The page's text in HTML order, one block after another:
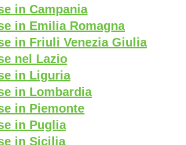
in Campania
in Emilia Romagna
in Friuli Venezia Giulia
nel Lazio
in Liguria
in Lombardia
in Piemonte
in Puglia
in Sicilia